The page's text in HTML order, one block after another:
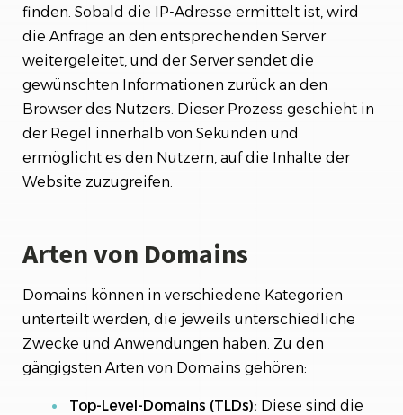
finden. Sobald die IP-Adresse ermittelt ist, wird
die Anfrage an den entsprechenden Server
weitergeleitet, und der Server sendet die
gewünschten Informationen zurück an den
Browser des Nutzers. Dieser Prozess geschieht in
der Regel innerhalb von Sekunden und
ermöglicht es den Nutzern, auf die Inhalte der
Website zuzugreifen.
Arten von Domains
Domains können in verschiedene Kategorien
unterteilt werden, die jeweils unterschiedliche
Zwecke und Anwendungen haben. Zu den
gängigsten Arten von Domains gehören:
Top-Level-Domains (TLDs): Diese sind die